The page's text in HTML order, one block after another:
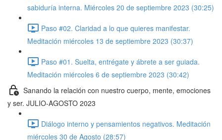
sabiduría interna. Miércoles 20 de septiembre 2023 (30:25)
Paso #02. Claridad a lo que quieres manifestar.
Meditación miércoles 13 de septiembre 2023 (30:37)
Paso #01. Suelta, entrégate y ábrete a ser guiada.
Meditación miércoles 6 de septiembre 2023 (30:42)
Sanando la relación con nuestro cuerpo, mente, emociones
y ser. JULIO-AGOSTO 2023
Diálogo interno y pensamientos negativos. Meditación
miércoles 30 de Agosto (28:57)